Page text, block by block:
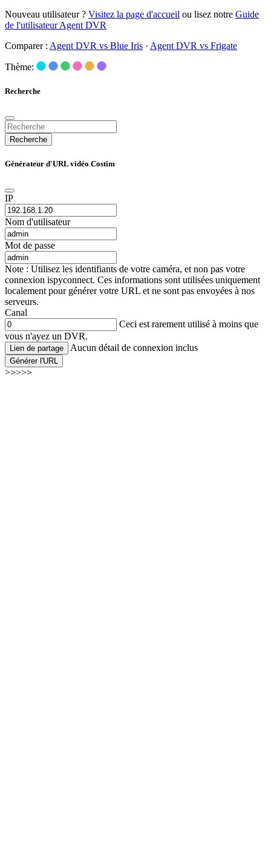
Nouveau utilisateur ? Visitez la page d'accueil ou lisez notre Guide
de l'utilisateur Agent DVR
Comparer : Agent DVR vs Blue Iris · Agent DVR vs Frigate
Thème:
Recherche
Recherche
Générateur d'URL vidéo Costim
IP
Nom d'utilisateur
Mot de passe
Note : Utilisez les identifiants de votre caméra, et non pas votre
connexion ispyconnect. Ces informations sont utilisées uniquement
localement pour générer votre URL et ne sont pas envoyées à nos
serveurs.
Canal
Ceci est rarement utilisé à moins que
vous n'ayez un DVR.
Lien de partage Aucun détail de connexion inclus
Générer l'URL
>>>>>